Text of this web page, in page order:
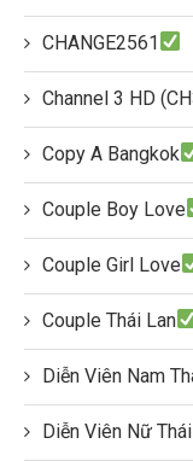
CHANGE2561
Channel 3 HD
Copy A Bangkok
Couple Boy Love
Couple Girl Love
Couple Thái Lan
Diễn Viên Nam
Diễn Viên Nữ